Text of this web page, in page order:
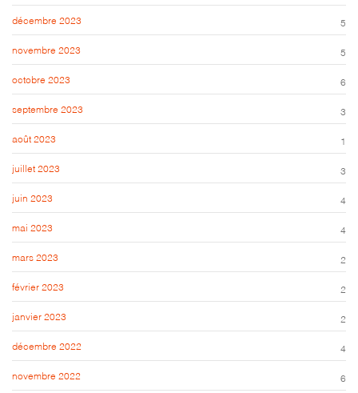
décembre 2023 5
novembre 2023 5
octobre 2023 6
septembre 2023 3
août 2023 1
juillet 2023 3
juin 2023 4
mai 2023 4
mars 2023 2
février 2023 2
janvier 2023 2
décembre 2022 4
novembre 2022 6